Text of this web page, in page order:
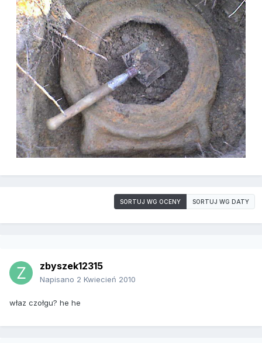
SORTUJ WG OCENY SORTUJ WG DATY
zbyszek12315
Napisano 2 Kwiecień 2010
właz czołgu? he he